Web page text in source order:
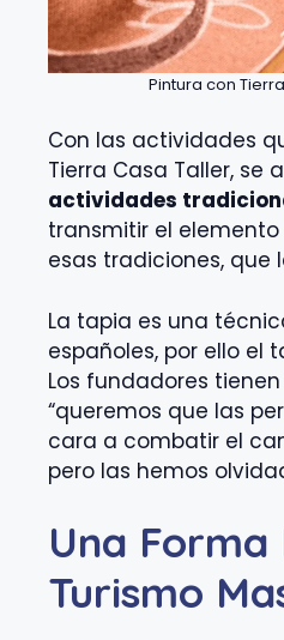
Pintura con Tierra
Con las actividades
Tierra Casa Taller,
actividades
transmitir el
esas tradiciones, que
La tapia es una
españoles, por ello el
Los fundadores
“queremos que las
cara a combatir el
pero las hemos
Una
Turismo